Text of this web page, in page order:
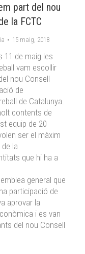
part del nou
la FCTC
15 maig, 2018
11 de maig les
vam escollir
nou Consell
de
de Catalunya.
contents de
equip de 20
ser el màxim
la
que hi ha a
general que
participació de
aprovar la
i es van
del nou Consell